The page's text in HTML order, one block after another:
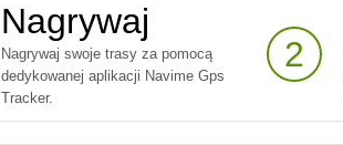
Nagrywaj
Nagrywaj swoje trasy za pomocą
dedykowanej aplikacji Navime Gps
Tracker.
2